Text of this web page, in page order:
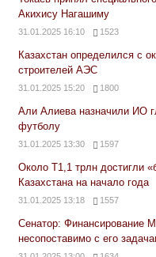
Акихису Нагашиму
31.01.2025 16:10 1523
Казахстан определился с
строителей АЭС
31.01.2025 15:20 1800
Али Алиева назначили ИО
футболу
31.01.2025 13:30 1597
Около Т1,1 трлн достигли
Казахстана на начало года
31.01.2025 13:18 1557
Сенатор: Финансирование
несопоставимо с его